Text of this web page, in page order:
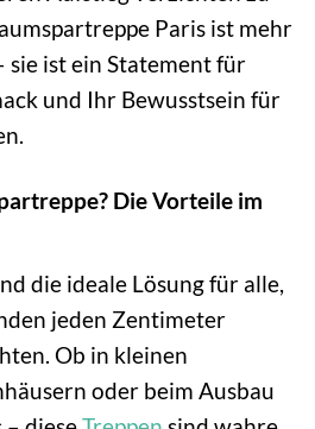
Paris ist mehr
sie ist ein Statement für
und Ihr Bewusstsein für
Die Vorteile im
die ideale Lösung für alle,
jeden Zentimeter
Ob in kleinen
oder beim Ausbau